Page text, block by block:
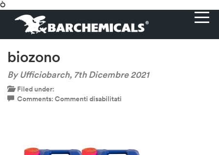
Ò
biozono
By Ufficiobarch, 7th Dicembre 2021
Filed under:
Comments: Commenti disabilitati